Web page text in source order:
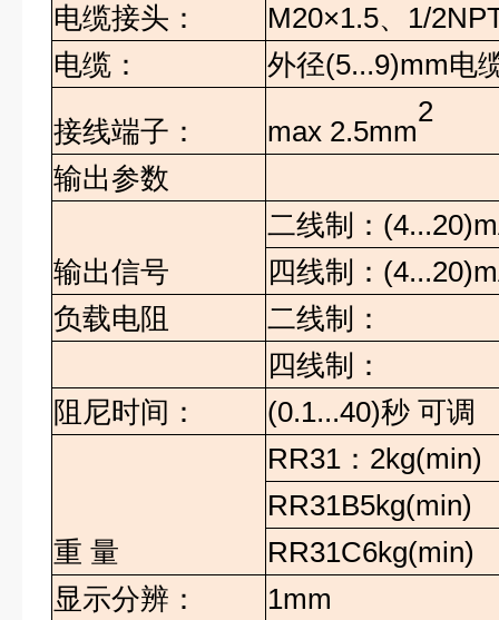
电缆接头：
M20×1.5、 1/
电缆：
外径(5...9)mm电
接线端子：
max 2.5mm
2
输出参数
输出信号
二线制：
四线制：
负载电阻
二线制：
四线制：
阻尼时间：
(0.1...40)秒 可调
重 量
RR31 ： 2kg(min)
RR31B5kg(min)
RR31C6kg(min)
显示分辨：
1mm